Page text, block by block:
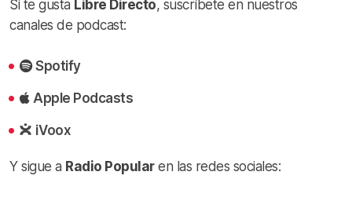
Si te gusta Libre Directo, suscríbete en nuestros
canales de podcast:
Spotify
Apple Podcasts
iVoox
Y sigue a Radio Popularen las redes sociales: